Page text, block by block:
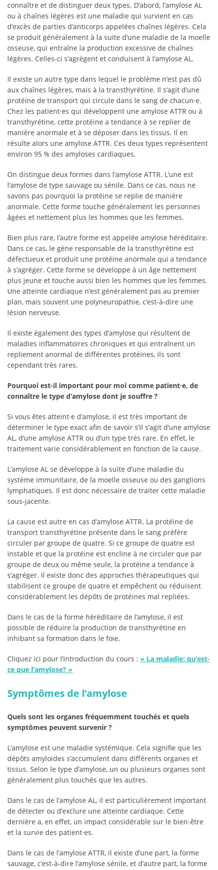
connaître et de distinguer deux types. D’abord, l’amylose AL
ou à chaînes légères est une maladie qui survient en cas
d’excès de parties d’anticorps appelées chaînes légères. Cela
se produit généralement à la suite d’une maladie de la moelle
osseuse, qui entraîne la production excessive de chaînes
légères. Celles-ci s’agrègent et conduisent à l’amylose AL.
Il existe un autre type dans lequel le problème n’est pas dû
aux chaînes légères, mais à la transthyrétine. Il s’agit d’une
protéine de transport qui circule dans le sang de chacun·e.
Chez les patient·es qui développent une amylose ATTR ou à
transthyrétine, cette protéine a tendance à se replier de
manière anormale et à se déposer dans les tissus. Il en
résulte alors une amylose ATTR. Ces deux types représentent
environ 95 % des amyloses cardiaques.
On distingue deux formes dans l’amylose ATTR. L’une est
l’amylose de type sauvage ou sénile. Dans ce cas, nous ne
savons pas pourquoi la protéine se replie de manière
anormale. Cette forme touche généralement les personnes
âgées et nettement plus les hommes que les femmes.
Bien plus rare, l’autre forme est appelée amylose héréditaire.
Dans ce cas, le gène responsable de la transthyrétine est
défectueux et produit une protéine anormale qui a tendance
à s’agréger. Cette forme se développe à un âge nettement
plus jeune et touche aussi bien les hommes que les femmes.
Une atteinte cardiaque n’est généralement pas au premier
plan, mais souvent une polyneuropathie, c’est-à-dire une
lésion nerveuse.
Il existe également des types d’amylose qui résultent de
maladies inflammatoires chroniques et qui entraînent un
repliement anormal de différentes protéines, ils sont
cependant très rares.
Pourquoi est-il important pour moi comme patient·e, de
connaître le type d’amylose dont je souffre ?
Si vous êtes atteint·e d’amylose, il est très important de
déterminer le type exact afin de savoir s’il s’agit d’une amylose
AL, d’une amylose ATTR ou d’un type très rare. En effet, le
traitement varie considérablement en fonction de la cause.
L’amylose AL se développe à la suite d’une maladie du
système immunitaire, de la moelle osseuse ou des ganglions
lymphatiques. Il est donc nécessaire de traiter cette maladie
sous-jacente.
La cause est autre en cas d’amylose ATTR. La protéine de
transport transthyrétine présente dans le sang préfère
circuler par groupe de quatre. Si ce groupe de quatre est
instable et que la protéine est encline à ne circuler que par
groupe de deux ou même seule, la protéine a tendance à
s’agréger. Il existe donc des approches thérapeutiques qui
stabilisent ce groupe de quatre et empêchent ou réduisent
considérablement les dépôts de protéines mal repliées.
Dans le cas de la forme héréditaire de l’amylose, il est
possible de réduire la production de transthyrétine en
inhibant sa formation dans le foie.
Cliquez ici pour l’introduction du cours : « La maladie: qu’est-
ce que l’amylose? »
Symptômes de l’amylose
Quels sont les organes fréquemment touchés et quels
symptômes peuvent survenir ?
L’amylose est une maladie systémique. Cela signifie que les
dépôts amyloïdes s’accumulent dans différents organes et
tissus. Selon le type d’amylose, un ou plusieurs organes sont
généralement plus touchés que les autres.
Dans le cas de l’amylose AL, il est particulièrement important
de détecter ou d’exclure une atteinte cardiaque. Cette
dernière a, en effet, un impact considérable sur le bien-être
et la survie des patient·es.
Dans le cas de l’amylose ATTR, il existe d’une part, la forme
sauvage, c’est-à-dire l’amylose sénile, et d’autre part, la forme